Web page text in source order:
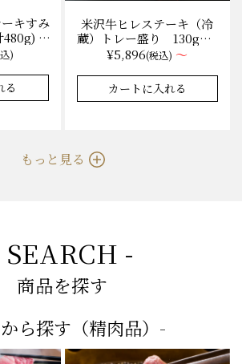
キすみ
木
/冷蔵
)
8件
米沢牛ヒレステーキ（冷
蔵）トレー盛り 130g×1
枚から量り売り
¥5,896(税込) ～
★★★★★
★★★★★ 4.9 35件
- SEARCH -
ら探す（精肉品）-